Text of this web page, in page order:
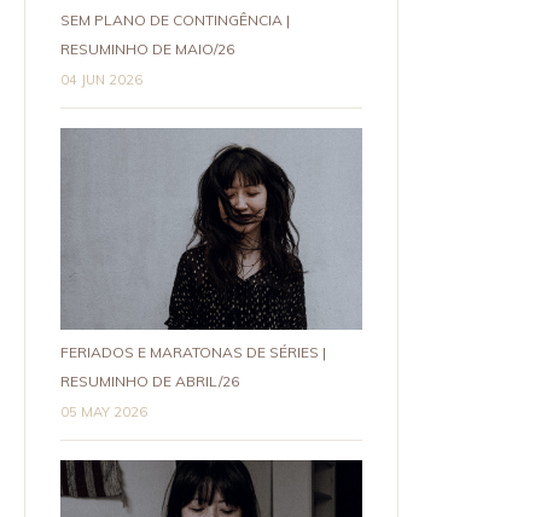
SEM PLANO DE CONTINGÊNCIA |
RESUMINHO DE MAIO/26
04 JUN 2026
FERIADOS E MARATONAS DE SÉRIES |
RESUMINHO DE ABRIL/26
05 MAY 2026